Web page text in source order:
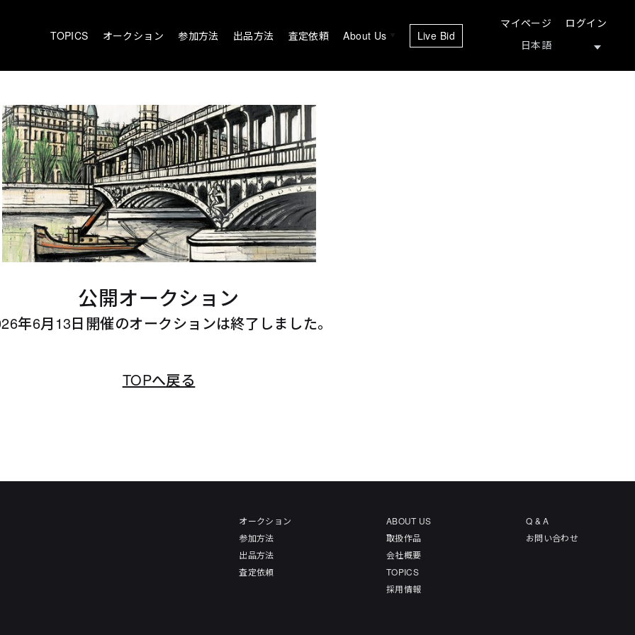
TOPICS オークション 参加方法 出品方法 査定依頼 About Us Live Bid
マイページ ログイン
公開オークション
年6月13日開催のオークションは終了しました。
TOPへ戻る
オークション
参加方法
出品方法
査定依頼
ABOUT US
取扱作品
会社概要
TOPICS
採用情報
Q & A
お問い合わせ